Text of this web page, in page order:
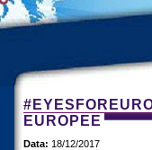
EUROPEE
Data: 18/12/2017